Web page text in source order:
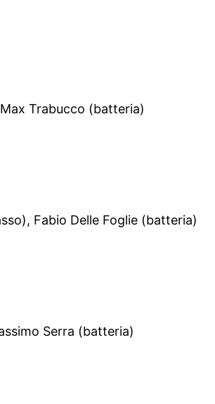
Trabucco (batteria)
Fabio Delle Foglie (batteria)
Serra (batteria)